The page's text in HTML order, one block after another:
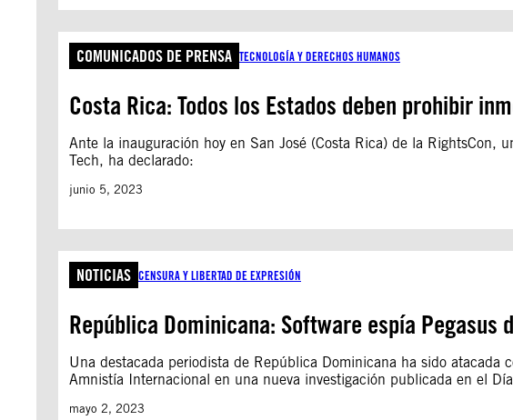
COMUNICADOS DE PRENSA TECNOLOGÍA Y DERECHOS HUMANOS
Costa Rica: Todos los Estados deben prohibir
Ante la inauguración hoy en San José (Costa Rica) de la RightsCon,
Tech, ha declarado:
junio 5, 2023
NOTICIAS CENSURA Y LIBERTAD DE EXPRESIÓN
República Dominicana: Software espía
Una destacada periodista de República Dominicana ha sido atacada
Amnistía Internacional en una nueva investigación publicada en el
mayo 2, 2023